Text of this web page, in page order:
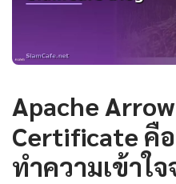
Apache
Certificate คื
ทำความเข้าใ